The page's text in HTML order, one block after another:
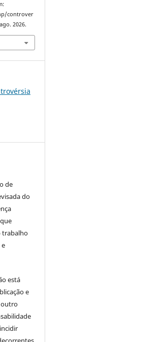
controver
2026.
de
do
trabalho
está
e
outro